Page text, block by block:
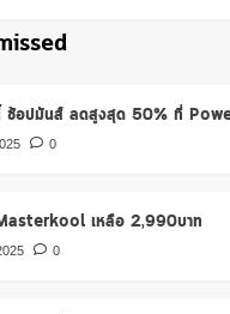
อปมันส์ ลดสูงสุด 50% ที่
0
เหลือ 2,990บาท
0